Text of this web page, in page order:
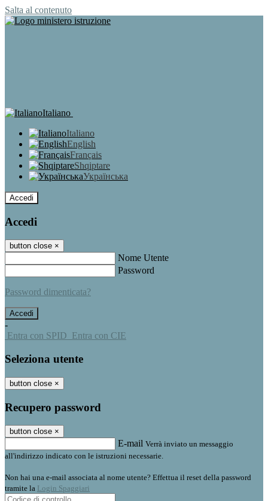
Salta al contenuto
Italiano
Italiano
English
Français
Shqiptare
Українська
Accedi
Accedi
button close ×
Nome Utente
Password
Password dimenticata?
-
Entra con SPID Entra con CIE
Seleziona utente
button close ×
Recupero password
button close ×
E-mail Verrà inviato un messaggio
all'indirizzo indicato con le istruzioni necessarie.
Non hai una e-mail associata al nome utente? Effettua il reset della password
tramite la Login Spaggiari